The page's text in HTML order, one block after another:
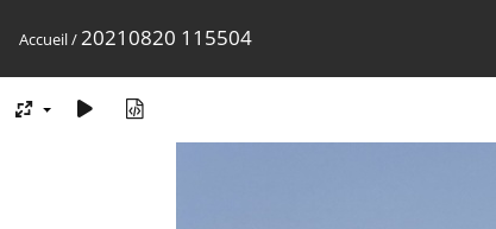
Accueil/20210820 115504